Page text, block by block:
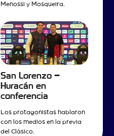
Menossi y Mosqueira.
San Lorenzo –
Huracán en
conferencia
Los protagonistas hablaron
con los medios en la previa
del Clásico.